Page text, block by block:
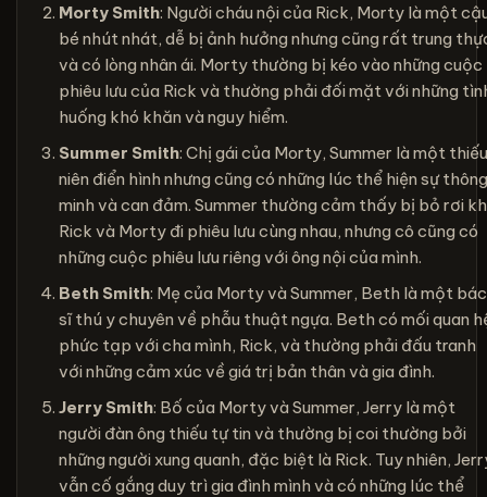
Morty Smith: Người cháu nội của Rick, Morty là một
bé nhút nhát, dễ bị ảnh hưởng nhưng cũng rất trung
và có lòng nhân ái. Morty thường bị kéo vào những cuộc
phiêu lưu của Rick và thường phải đối mặt với những
huống khó khăn và nguy hiểm.
Summer Smith: Chị gái của Morty, Summer là một thiếu
niên điển hình nhưng cũng có những lúc thể hiện sự thông
minh và can đảm. Summer thường cảm thấy bị bỏ rơi
Rick và Morty đi phiêu lưu cùng nhau, nhưng cô cũng có
những cuộc phiêu lưu riêng với ông nội của mình.
Beth Smith: Mẹ của Morty và Summer, Beth là một bác
sĩ thú y chuyên về phẫu thuật ngựa. Beth có mối quan
phức tạp với cha mình, Rick, và thường phải đấu tranh
với những cảm xúc về giá trị bản thân và gia đình.
Jerry Smith: Bố của Morty và Summer, Jerry là một
người đàn ông thiếu tự tin và thường bị coi thường bởi
những người xung quanh, đặc biệt là Rick. Tuy nhiên,
vẫn cố gắng duy trì gia đình mình và có những lúc thể